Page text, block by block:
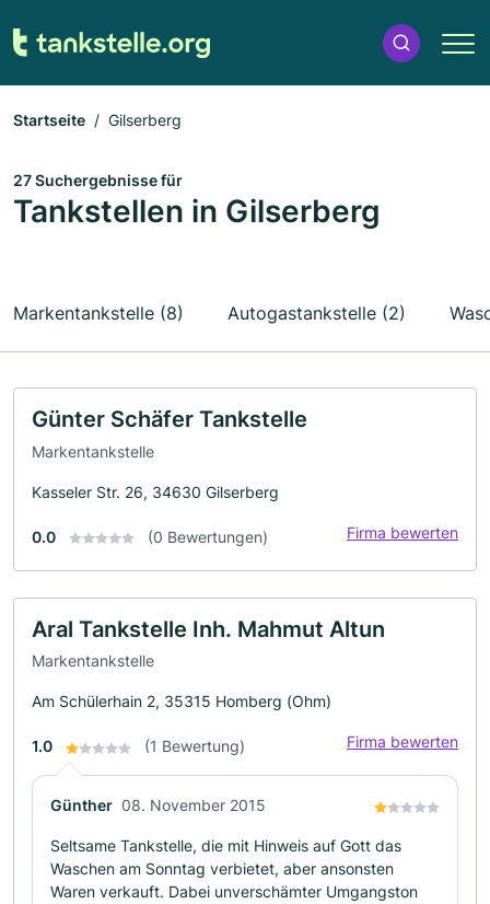
Startseite Gilserberg
27 Suchergebnisse für
Tankstellen in Gilserberg
Markentankstelle (8) Autogastankstelle (2)
Günter Schäfer Tankstelle
Markentankstelle
Kasseler Str. 26, 34630 Gilserberg
0.0 (0 Bewertungen) Firma bewerten
Aral Tankstelle Inh. Mahmut Altun
Markentankstelle
Am Schülerhain 2, 35315 Homberg (Ohm)
1.0 (1 Bewertung) Firma bewerten
Günther 08. November 2015
Seltsame Tankstelle, die mit Hinweis auf Gott das
Waschen am Sonntag verbietet, aber ansonsten
Waren verkauft. Dabei unverschämter Umgangston